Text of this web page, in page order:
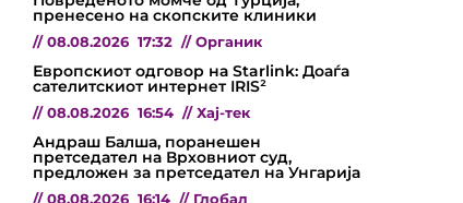
пренесено на скопските клиники
// 08.08.2026 17:32 // Органик
Европскиот одговор на Starlink: Доаѓа
сателитскиот интернет IRIS²
// 08.08.2026 16:54 // Хај-тек
Андраш Балша, поранешен
претседател на Врховниот суд,
предложен за претседател на Унгарија
// 08.08.2026 16:14 // Глобал